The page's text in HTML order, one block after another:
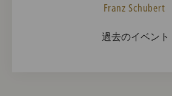
Franz Schubert
過去のイベント